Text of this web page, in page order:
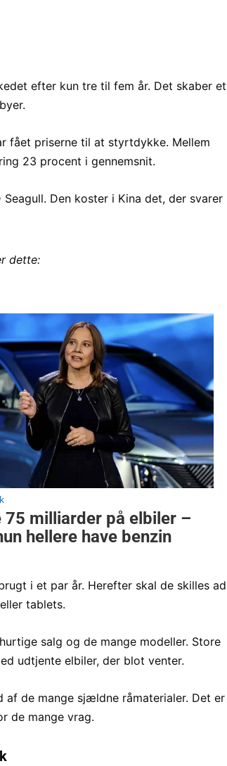
efter kun tre til fem år. Det skaber et
fået priserne til at styrtdykke. Mellem
23 procent i gennemsnit.
Den koster i Kina det, der svarer
dette:
i et par år. Herefter skal de skilles ad
tablets.
salg og de mange modeller. Store
udtjente elbiler, der blot venter.
de mange sjældne råmaterialer. Det er
de mange vrag.